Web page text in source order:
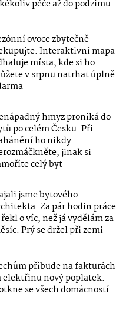
péče až do podzimu
ovoce zbytečně
Interaktivní mapa
místa, kde si ho
v srpnu natrhat úplně
hmyz proniká do
po celém Česku. Při
ho nikdy
jinak si
celý byt
jsme bytového
Za pár hodin práce
o víc, než já vydělám za
Prý se držel při zemi
přibude na fakturách
elektřinu nový poplatek.
se všech domácností